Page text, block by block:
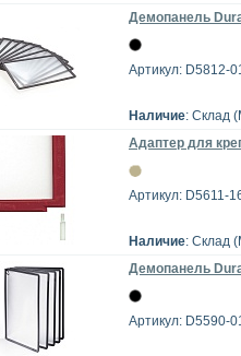
Демопанель
Артикул: D5812-
Наличие: Склад
Адаптер для
Артикул: D5611-
Наличие: Склад
Демопанель
Артикул: D5590-